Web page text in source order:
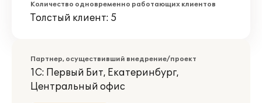
Количество одновременно работающих клиентов
Толстый клиент: 5
Партнер, осуществивший внедрение/проект
1С: Первый Бит, Екатеринбург,
Центральный офис